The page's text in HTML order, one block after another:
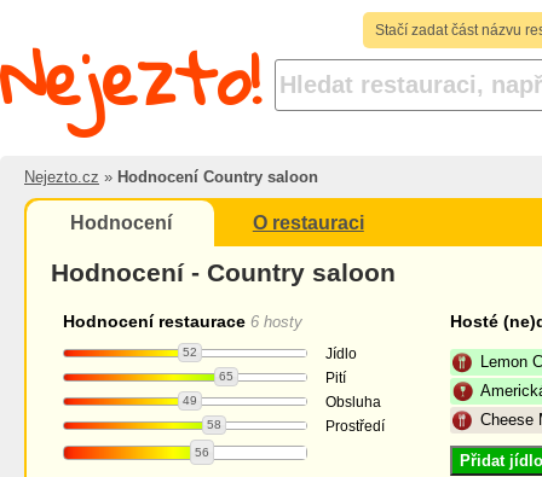
Stačí zadat část názvu
Nejezto!
Nejezto.cz » Hodnocení Country saloon
Hodnocení O restauraci
Hodnocení - Country saloon
Hodnocení restaurace 6 hosty
52 Jídlo
65 Pití
49 Obsluha
58 Prostředí
56
Hosté
Lemon
Cheese
Přidat